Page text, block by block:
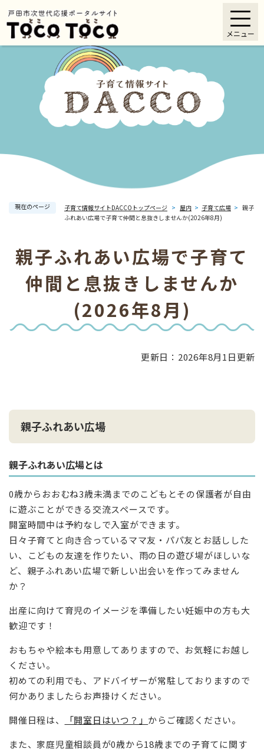
ー
メニューを飛ばして本文へ
メニュー
現在のページ 子育て情報サイトDACCOトップページ > 屋内 > 子育て広場 > 親子
ふれあい広場で子育て仲間と息抜きしませんか(2026年8月)
本
文
親子ふれあい広場で子育て
仲間と息抜きしませんか
(2026年8月)
更新日：2026年8月1日更新
親子ふれあい広場
親子ふれあい広場とは
0歳からおおむね3歳未満までのこどもとその保護者が自由
に遊ぶことができる交流スペースです。
開室時間中は予約なしで入室ができます。
日々子育てと向き合っているママ友・パパ友とお話しした
い、こどもの友達を作りたい、雨の日の遊び場がほしいな
ど、親子ふれあい広場で新しい出会いを作ってみません
か？
出産に向けて育児のイメージを準備したい妊娠中の方も大
歓迎です！
おもちゃや絵本も用意してありますので、お気軽にお越し
ください。
初めての利用でも、アドバイザーが常駐しておりますので
何かありましたらお声掛けください。
開催日程は、
「開室日はいつ？」 からご確認ください。
また、家庭児童相談員が0歳から18歳までの子育てに関す